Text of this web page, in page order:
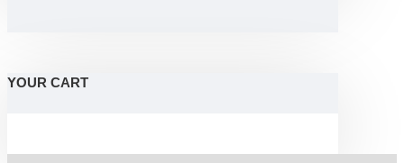
YOUR CART